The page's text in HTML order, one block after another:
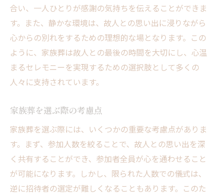
合い、一人ひとりが感謝の気持ちを伝えることができま
す。また、静かな環境は、故人との思い出に浸りながら
心からの別れをするための理想的な場となります。この
ように、家族葬は故人との最後の時間を大切にし、心温
まるセレモニーを実現するための選択肢として多くの
人々に支持されています。
家族葬を選ぶ際の考慮点
家族葬を選ぶ際には、いくつかの重要な考慮点がありま
す。まず、参加人数を絞ることで、故人との思い出を深
く共有することができ、参加者全員が心を通わせること
が可能になります。しかし、限られた人数での儀式は、
逆に招待者の選定が難しくなることもあります。このた